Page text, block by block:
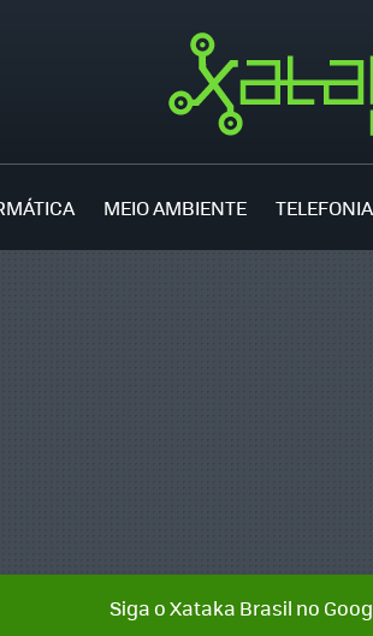
MEIO AMBIENTE TELEFONIA
Siga o Xataka Brasil no